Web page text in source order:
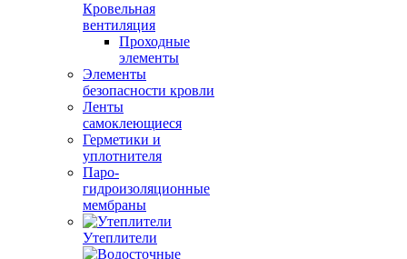
Кровельная
вентиляция
Проходные
элементы
Элементы
безопасности кровли
Ленты
самоклеющиеся
Герметики и
уплотнителя
Паро-
гидроизоляционные
мембраны
Утеплители